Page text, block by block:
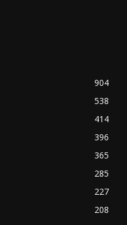
904
538
414
396
365
285
227
208